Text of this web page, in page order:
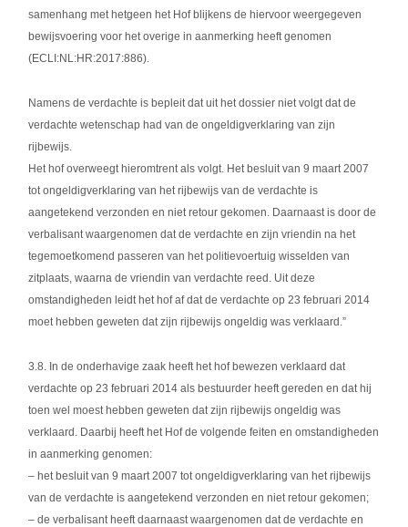
samenhang met hetgeen het Hof blijkens de hiervoor weergegeven
bewijsvoering voor het overige in aanmerking heeft genomen
(ECLI:NL:HR:2017:886).
Namens de verdachte is bepleit dat uit het dossier niet volgt dat de
verdachte wetenschap had van de ongeldigverklaring van zijn
rijbewijs.
Het hof overweegt hieromtrent als volgt. Het besluit van 9 maart 2007
tot ongeldigverklaring van het rijbewijs van de verdachte is
aangetekend verzonden en niet retour gekomen. Daarnaast is door de
verbalisant waargenomen dat de verdachte en zijn vriendin na het
tegemoetkomend passeren van het politievoertuig wisselden van
zitplaats, waarna de vriendin van verdachte reed. Uit deze
omstandigheden leidt het hof af dat de verdachte op 23 februari 2014
moet hebben geweten dat zijn rijbewijs ongeldig was verklaard.”
3.8. In de onderhavige zaak heeft het hof bewezen verklaard dat
verdachte op 23 februari 2014 als bestuurder heeft gereden en dat hij
toen wel moest hebben geweten dat zijn rijbewijs ongeldig was
verklaard. Daarbij heeft het Hof de volgende feiten en omstandigheden
in aanmerking genomen:
– het besluit van 9 maart 2007 tot ongeldigverklaring van het rijbewijs
van de verdachte is aangetekend verzonden en niet retour gekomen;
– de verbalisant heeft daarnaast waargenomen dat de verdachte en